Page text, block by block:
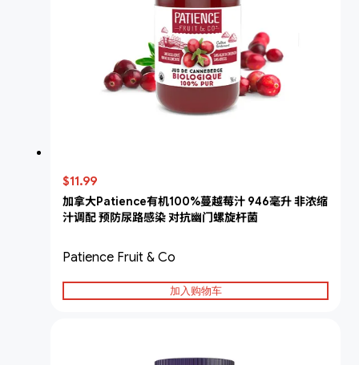
$11.99
加拿大Patience有机100%蔓越莓汁 946毫升 非浓缩
汁调配 预防尿路感染 对抗幽门螺旋杆菌
Patience Fruit & Co
加入购物车